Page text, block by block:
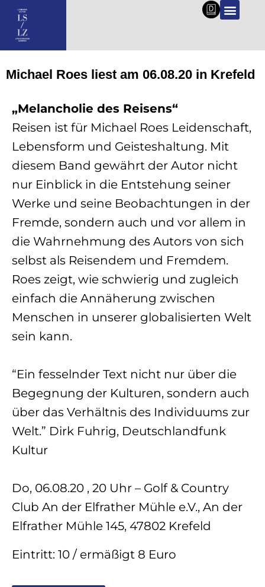
DE
Michael Roes liest am 06.08.20 in Krefeld
„Melancholie des Reisens“
Reisen ist für Michael Roes Leidenschaft,
Lebensform und Geisteshaltung. Mit
diesem Band gewährt der Autor nicht
nur Einblick in die Entstehung seiner
Werke und seine Beobachtungen in der
Fremde, sondern auch und vor allem in
die Wahrnehmung des Autors von sich
selbst als Reisendem und Fremdem.
Roes zeigt, wie schwierig und zugleich
einfach die Annäherung zwischen
Menschen in unserer globalisierten Welt
sein kann.
“Ein fesselnder Text nicht nur über die
Begegnung der Kulturen, sondern auch
über das Verhältnis des Individuums zur
Welt.” Dirk Fuhrig, Deutschlandfunk
Kultur
Do, 06.08.20 , 20 Uhr – Golf & Country
Club An der Elfrather Mühle e.V., An der
Elfrather Mühle 145, 47802 Krefeld
Eintritt: 10 / ermäßigt 8 Euro